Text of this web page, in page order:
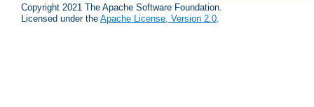
Copyright 2021 The Apache Software Foundation.
Licensed under the Apache License, Version 2.0